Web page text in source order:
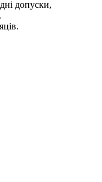
допуски,
.